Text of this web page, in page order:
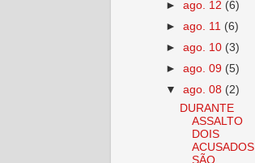
►ago. 12 (6)
►ago. 11 (6)
►ago. 10 (3)
►ago. 09 (5)
▼ago. 08 (2)
DURANTE
ASSALTO
DOIS
ACUSADOS
SÃO